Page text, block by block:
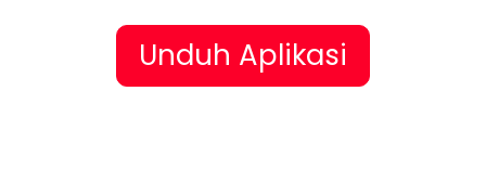
Unduh Aplikasi